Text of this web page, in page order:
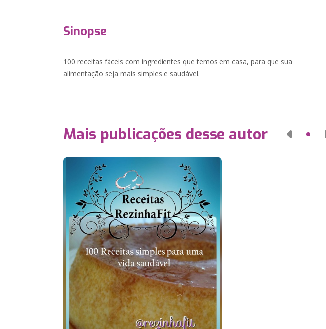
Sinopse
100 receitas fáceis com ingredientes que temos em casa, para que sua
alimentação seja mais simples e saudável.
Mais publicações desse autor